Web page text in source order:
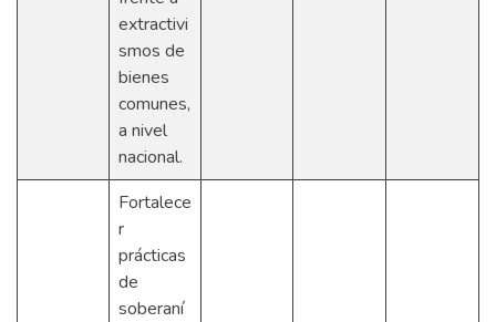
extractivi
smos de
bienes
comunes,
a nivel
nacional.
Fortalece
r
prácticas
de
soberaní